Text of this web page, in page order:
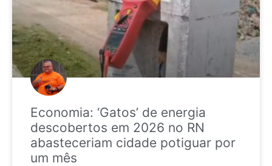
Economia: ‘Gatos’ de energia
descobertos em 2026 no RN
abasteceriam cidade potiguar por
um mês